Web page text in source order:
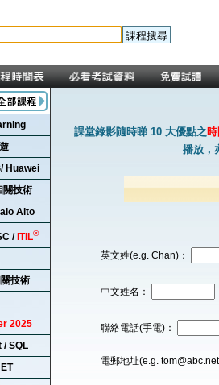
Huawei
關技術
Alto
/ ITIL®
技術
2025
/ SQL
課堂錄影隨時睇 10 大優點之
播放，
英文姓(e.g. Chan)：
中文姓名：
聯絡電話(手電)：
電郵地址(e.g.